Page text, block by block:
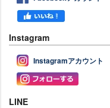
Instagram
Instagramアカウント
LINE